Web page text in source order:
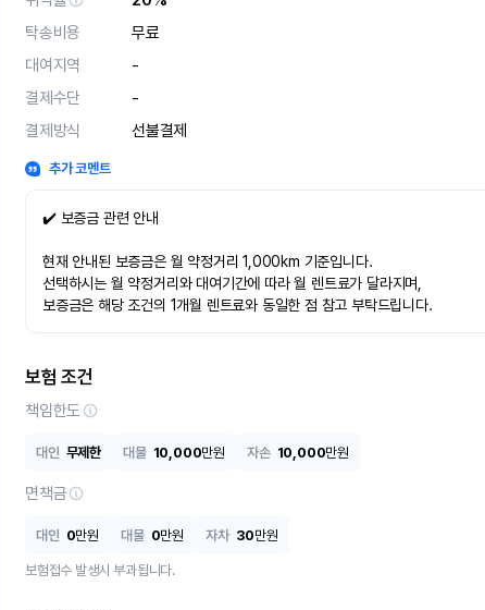
탁송비용
무료
대여지역
-
결제수단
-
결제방식
선불결제
추가 코멘트
✔️ 보증금 관련 안내
현재 안내된 보증금은 월 약정거리 1,000km 기준입니다.
선택하시는 월 약정거리와 대여기간에 따라 월 렌트료가 달라지며,
보증금은 해당 조건의 1개월 렌트료와 동일한 점 참고 부탁드립니다.
보험 조건
책임한도
대인 무제한 대물 10,000만원 자손 10,000만원
면책금
대인 0만원 대물 0만원 자차 30만원
보험접수 발생시 부과됩니다.